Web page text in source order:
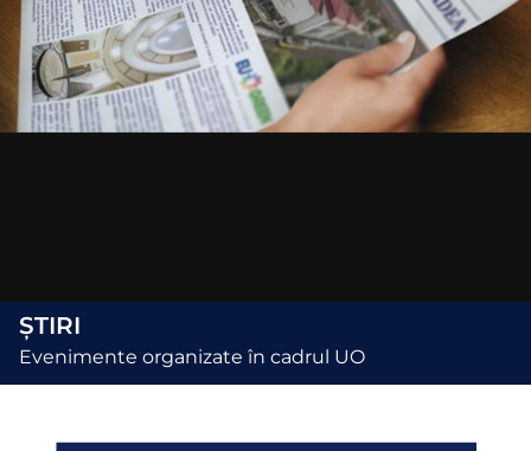
ȘTIRI
Evenimente organizate în cadrul UO